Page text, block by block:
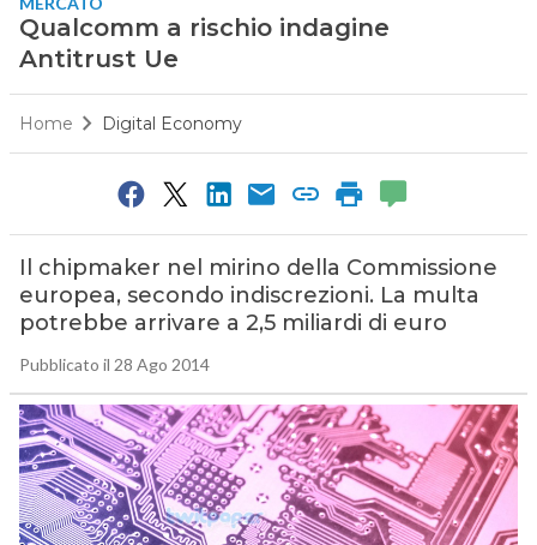
Qualcomm a rischio indagine
Antitrust Ue
Home Digital Economy
Il chipmaker nel mirino della Commissione
europea, secondo indiscrezioni. La multa
potrebbe arrivare a 2,5 miliardi di euro
Pubblicato il 28 Ago 2014